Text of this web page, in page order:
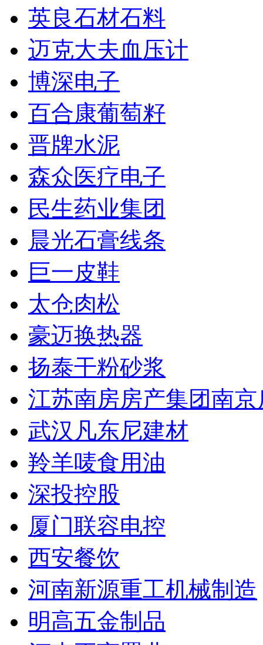
英良石材石料
迈克大夫血压计
博深电子
百合康葡萄籽
晋牌水泥
森众医疗电子
民生药业集团
晨光石膏线条
巨一皮鞋
太仓肉松
豪迈换热器
扬泰干粉砂浆
江苏南房房产集团南
武汉凡东尼建材
羚羊唛食用油
深投控股
厦门联容电控
西安餐饮
河南新源重工机械制造
明高五金制品